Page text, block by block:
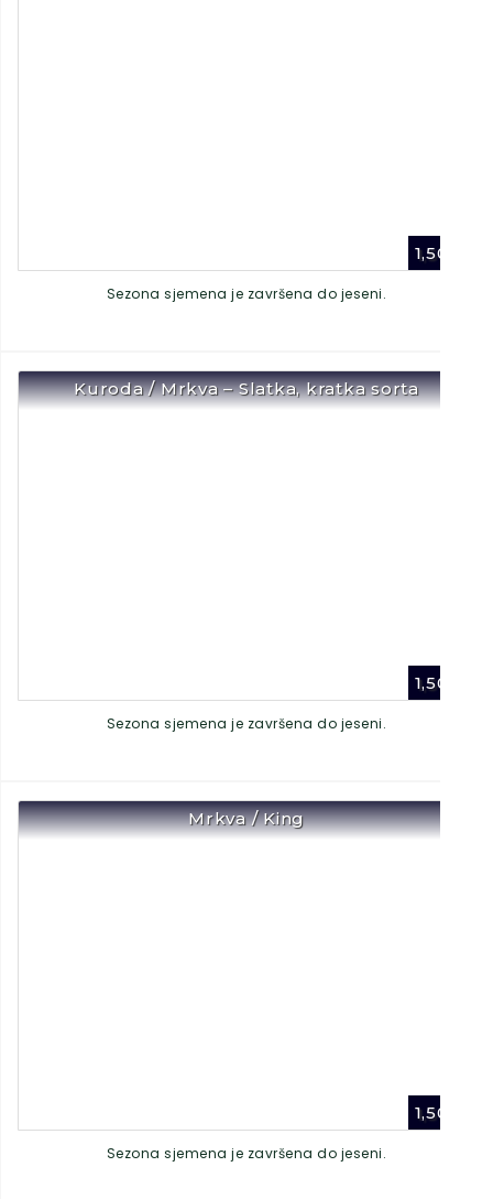
1,50
Sezona sjemena je završena do jeseni.
Kuroda / Mrkva – Slatka, kratka sorta
1,50
Sezona sjemena je završena do jeseni.
Mrkva / King
1,50
Sezona sjemena je završena do jeseni.